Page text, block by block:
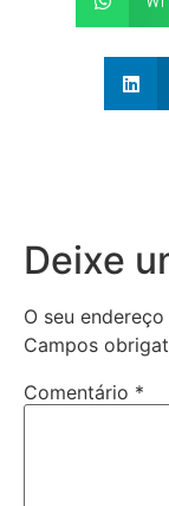
Deixe
O seu
Campos
Comentário *